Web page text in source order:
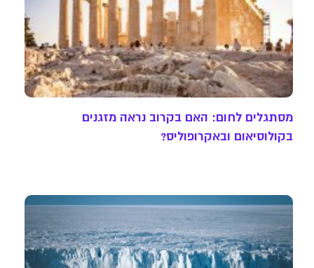
מסתגלים לחום: האם בקרוב נראה מזגנים
בקולוסיאום ובאקרופוליס?